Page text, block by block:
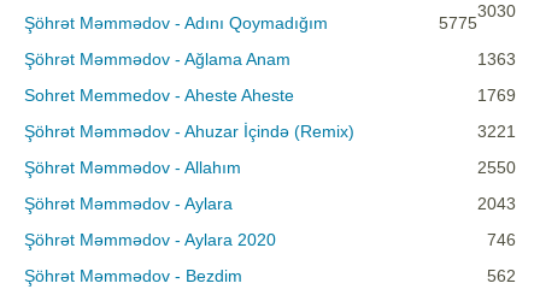
3030
Şöhrət Məmmədov - Adını Qoymadığım
5775
Şöhrət Məmmədov - Ağlama Anam
1363
Sohret Memmedov - Aheste Aheste
1769
Şöhrət Məmmədov - Ahuzar İçində (Remix)
3221
Şöhrət Məmmədov - Allahım
2550
Şöhrət Məmmədov - Aylara
2043
Şöhrət Məmmədov - Aylara 2020
746
Şöhrət Məmmədov - Bezdim
562